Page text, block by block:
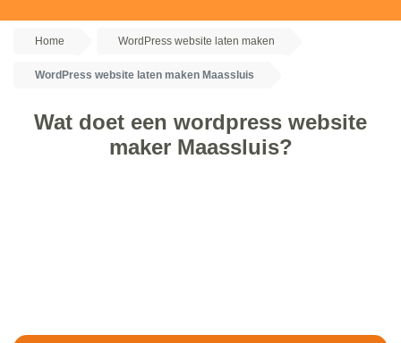
Home WordPress website laten maken
WordPress website laten maken Maassluis
Wat doet een wordpress website
maker Maassluis?